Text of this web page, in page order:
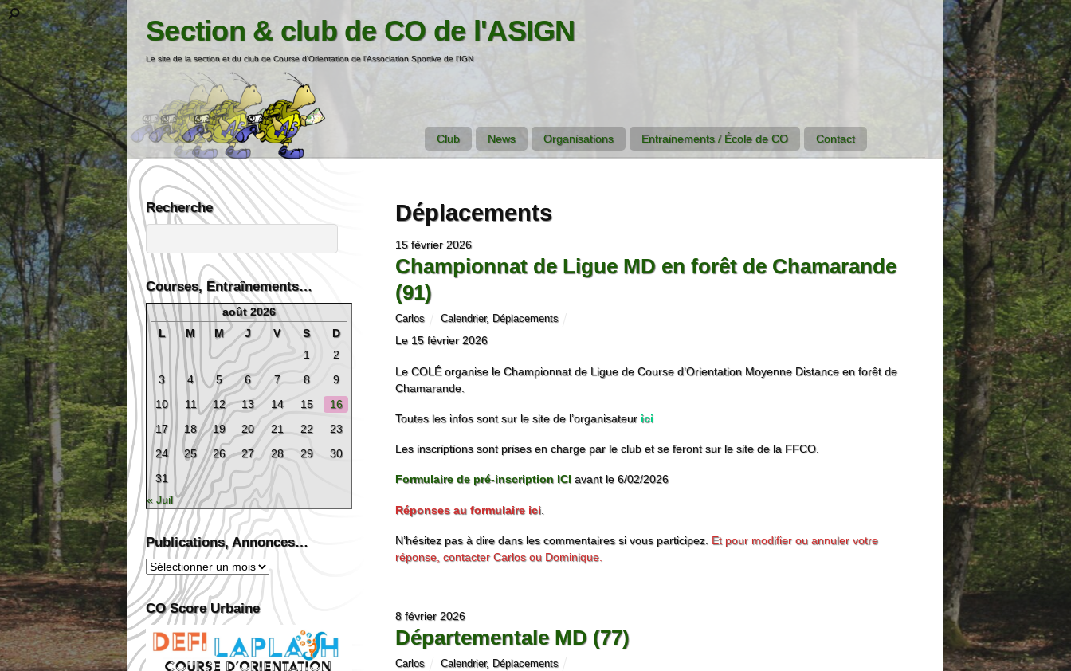
Section & club de CO de l'ASIGN
Le site de la section et du club de Course d'Orientation de l'Association Sportive de l'IGN
Club News Organisations Entrainements / École de CO Contact
Déplacements
15 février 2026
Championnat de Ligue MD en forêt de Chamarande
(91)
Carlos Calendrier, Déplacements
Le 15 février 2026
Le COLÉ organise le Championnat de Ligue de Course d’Orientation Moyenne Distance en forêt de
Chamarande.
Toutes les infos sont sur le site de l’organisateur ici
Les inscriptions sont prises en charge par le club et se feront sur le site de la FFCO.
Formulaire de pré-inscription ICIavant le 6/02/2026
Réponses au formulaire ici.
N’hésitez pas à dire dans les commentaires si vous participez. Et pour modifier ou annuler votre
réponse, contacter Carlos ou Dominique.
8 février 2026
Départementale MD (77)
Carlos Calendrier, Déplacements
Recherche
Courses, Entraînements…
août 2026
L
M M J V S
D
1
2
3
4 5 6 7 8
9
10
11 12 13 14 15
16
17
18 19 20 21 22
23
24
25 26 27 28 29
30
31
« Juil
Publications, Annonces…
Publications,
Annonces…
CO Score Urbaine